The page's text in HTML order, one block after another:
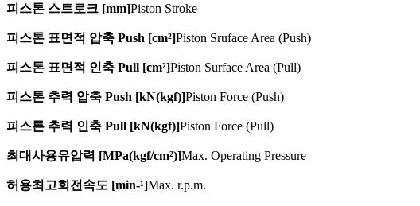
피스톤 스트로크 [mm]Piston Stroke
피스톤 표면적 압축 Push [cm²]Piston Sruface Area (Push)
피스톤 표면적 인축 Pull [cm²]Piston Surface Area (Pull)
피스톤 추력 압축 Push [kN(kgf)]Piston Force (Push)
피스톤 추력 인축 Pull [kN(kgf)]Piston Force (Pull)
최대사용유압력 [MPa(kgf/cm²)]Max. Operating Pressure
허용최고회전속도 [min-¹]Max. r.p.m.